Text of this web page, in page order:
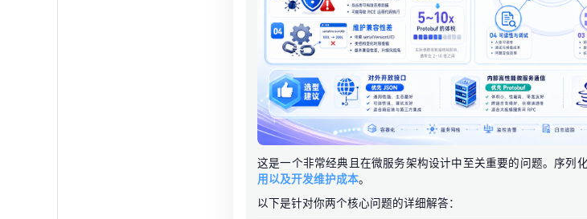
这是一个非常经典且在微服务架构设计中至关重要的问题。序列
用以及开发维护成本。
以下是针对你两个核心问题的详细解答：